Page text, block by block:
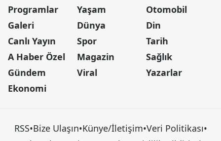
Programlar
Galeri
Canlı Yayın
A Haber Özel
Gündem
Ekonomi
Yaşam
Dünya
Spor
Magazin
Viral
Otomobil
Din
Tarih
Sağlık
Yazarlar
RSS•Bize Ulaşın•Künye/İletişim•Veri Politikası•